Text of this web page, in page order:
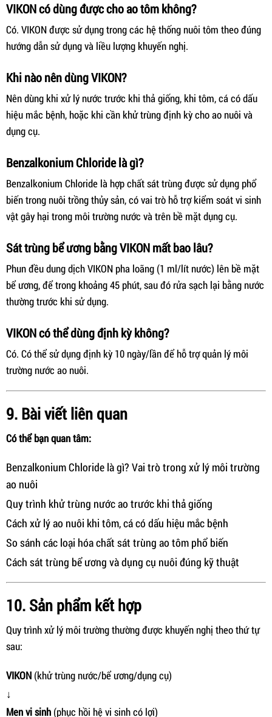
VIKON có dùng được cho ao tôm không?
Có. VIKON được sử dụng trong các hệ thống nuôi tôm theo đúng
hướng dẫn sử dụng và liều lượng khuyến nghị.
Khi nào nên dùng VIKON?
Nên dùng khi xử lý nước trước khi thả giống, khi tôm, cá có dấu
hiệu mắc bệnh, hoặc khi cần khử trùng định kỳ cho ao nuôi và
dụng cụ.
Benzalkonium Chloride là gì?
Benzalkonium Chloride là hợp chất sát trùng được sử dụng phổ
biến trong nuôi trồng thủy sản, có vai trò hỗ trợ kiểm soát vi sinh
vật gây hại trong môi trường nước và trên bề mặt dụng cụ.
Sát trùng bể ương bằng VIKON mất bao lâu?
Phun đều dung dịch VIKON pha loãng (1 ml/lít nước) lên bề mặt
bể ương, để trong khoảng 45 phút, sau đó rửa sạch lại bằng nước
thường trước khi sử dụng.
VIKON có thể dùng định kỳ không?
Có. Có thể sử dụng định kỳ 10 ngày/lần để hỗ trợ quản lý môi
trường nước ao nuôi.
9. Bài viết liên quan
Có thể bạn quan tâm:
Benzalkonium Chloride là gì? Vai trò trong xử lý môi trường
ao nuôi
Quy trình khử trùng nước ao trước khi thả giống
Cách xử lý ao nuôi khi tôm, cá có dấu hiệu mắc bệnh
So sánh các loại hóa chất sát trùng ao tôm phổ biến
Cách sát trùng bể ương và dụng cụ nuôi đúng kỹ thuật
10. Sản phẩm kết hợp
Quy trình xử lý môi trường thường được khuyến nghị theo thứ tự
sau:
VIKON (khử trùng nước/bể ương/dụng cụ)
↓
Men vi sinh (phục hồi hệ vi sinh có lợi)